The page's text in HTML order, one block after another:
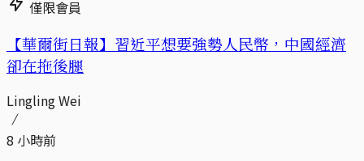
僅限會員
【華爾街日報】習近平想要強勢人民幣，中國經濟
卻在拖後腿
Lingling Wei
8 小時前